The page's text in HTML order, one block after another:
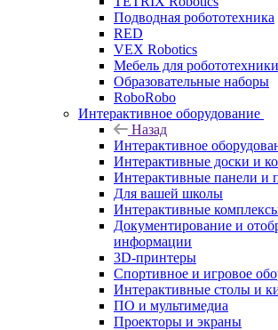
Подводная робототехника
RED
VEX Robotics
Мебель для робототехники
Образовательные наборы
RoboRobo
Интерактивное оборудование
Назад
Интерактивное
Интерактивные доски и
Интерактивные панели и
Для вашей школы
Интерактивные
Документирование и
информации
3D-принтеры
Спортивное и игровое
Интерактивные столы и
ПО и мультимедиа
Проекторы и экраны